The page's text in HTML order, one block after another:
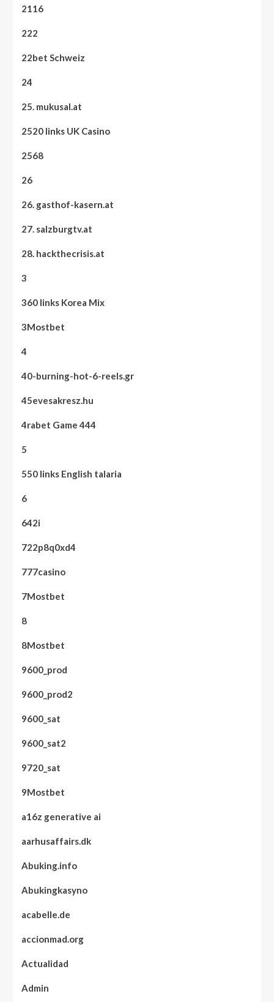
2116
222
22bet Schweiz
24
25. mukusal.at
2520 links UK Casino
2568
26
26. gasthof-kasern.at
27. salzburgtv.at
28. hackthecrisis.at
3
360 links Korea Mix
3Mostbet
4
40-burning-hot-6-reels.gr
45evesakresz.hu
4rabet Game 444
5
550 links English talaria
6
642i
722p8q0xd4
777casino
7Mostbet
8
8Mostbet
9600_prod
9600_prod2
9600_sat
9600_sat2
9720_sat
9Mostbet
a16z generative ai
aarhusaffairs.dk
Abuking.info
Abukingkasyno
acabelle.de
accionmad.org
Actualidad
Admin